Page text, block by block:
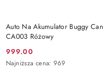
Auto Na Akumulator Buggy
CA003 Różowy
Cena
promocyjna:
999.00
Najniższa
Najniższa cena: 969